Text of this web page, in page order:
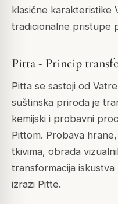
klasične karakteristike
tradicionalne pristupe
Pitta - Princip
Pitta se sastoji od
suštinska priroda je
kemijski i probavni
Pittom. Probava
tkivima, obrada
transformacija
izrazi Pitte.